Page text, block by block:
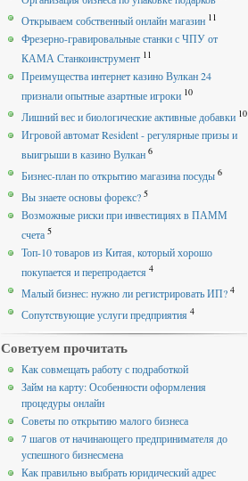
Открываем собственный онлайн магазин 11
Фрезерно-гравировальные станки с ЧПУ от
КАМА Станкоинструмент 11
Преимущества интернет казино Вулкан 24
признали опытные азартные игроки 10
Лишний вес и биологические активные добавки 10
Игровой автомат Resident - регулярные призы и
выигрыши в казино Вулкан 6
Бизнес-план по открытию магазина посуды 6
Вы знаете основы форекс? 5
Возможные риски при инвестициях в ПАММ
счета 5
Топ-10 товаров из Китая, который хорошо
покупается и перепродается 4
Малый бизнес: нужно ли регистрировать ИП? 4
Сопутствующие услуги предприятия 4
Советуем прочитать
Как совмещать работу с подработкой
Займ на карту: Особенности оформления
процедуры онлайн
Советы по открытию малого бизнеса
7 шагов от начинающего предпринимателя до
успешного бизнесмена
Как правильно выбрать юридический адрес